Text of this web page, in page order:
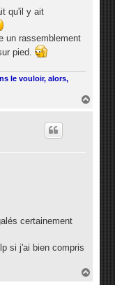
qu'il y ait
un rassemblement
pied.
le vouloir, alors,
certainement
si j'ai bien compris